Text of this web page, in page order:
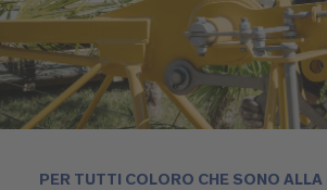
PER TUTTI COLORO CHE SONO ALLA